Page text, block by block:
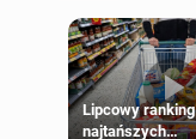
Lipcowy ranking
najtańszych